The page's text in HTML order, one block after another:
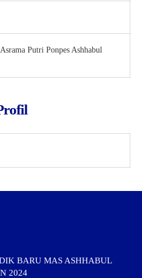
Putri Ponpes Ashhabul
BARU MAS ASHHABUL
2024